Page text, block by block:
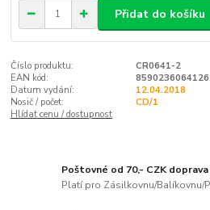
Přidat do košíku
Číslo produktu:
CR0641-2
EAN kód:
8590236064126
Datum vydání:
12.04.2018
Nosič / počet:
CD/1
Hlídat cenu / dostupnost
Poštovné od 70,- CZK
Platí pro Zásilkovnu/Balíkovnu/